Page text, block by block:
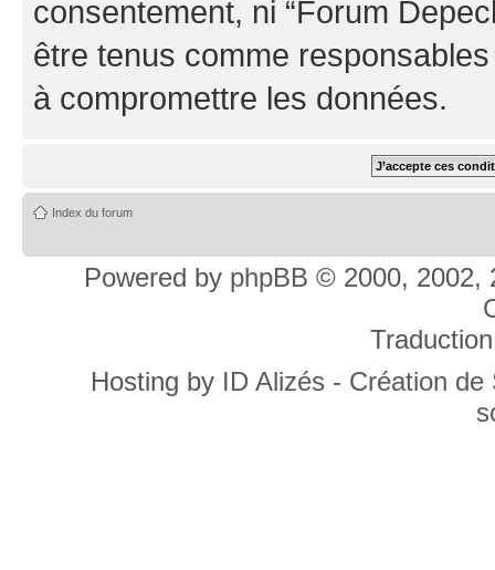
consentement, ni “Forum
être tenus comme
à compromettre les données.
Index du forum
Powered by phpBB © 2000, 2002,
Hosting by ID Alizés - Création